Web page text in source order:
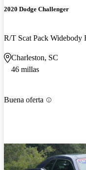
2020 Dodge Challenger
R/T Scat Pack Widebody
Charleston, SC
46 millas
Buena oferta